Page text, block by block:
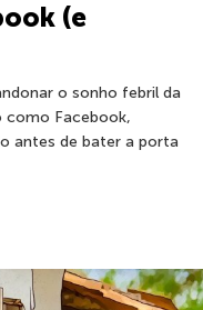
(e
o sonho febril da
como Facebook,
antes de bater a porta